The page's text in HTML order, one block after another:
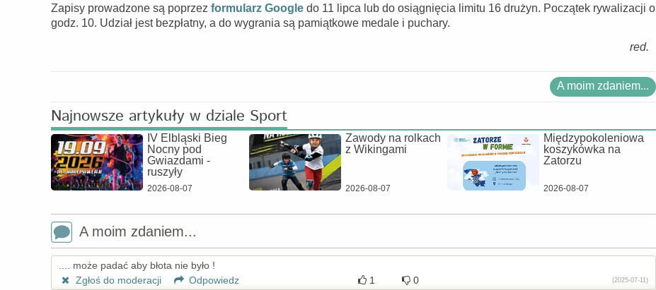
Zapisy prowadzone są poprzez formularz Google do 11 lipca lub do osiągnięcia limitu 16 drużyn. Początek rywalizacji o
godz. 10. Udział jest bezpłatny, a do wygrania są pamiątkowe medale i puchary.
red.
A moim zdaniem...
Najnowsze artykuły w dziale Sport
IV Elbląski Bieg
Nocny pod
Gwiazdami -
ruszyły
2026-08-07
Zawody na rolkach
z Wikingami
2026-08-07
Międzypokoleniowa
koszykówka na
Zatorzu
2026-08-07
A moim zdaniem...
.... może padać aby błota nie było !
Zgłoś do moderacji
Odpowiedz 1 0 (2025-07-11)